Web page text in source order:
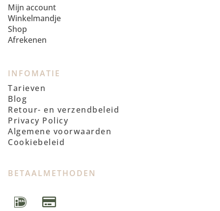
Mijn account
Winkelmandje
Shop
Afrekenen
INFOMATIE
Tarieven
Blog
Retour- en verzendbeleid
Privacy Policy
Algemene voorwaarden
Cookiebeleid
BETAALMETHODEN